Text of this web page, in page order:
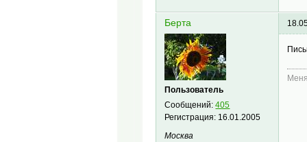
Берта
Пользователь
Сообщений:405
Регистрация: 16.01.2005
Москва